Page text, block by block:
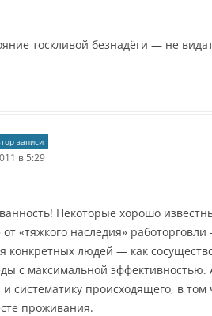
тоскливой безнадёги — не
записи
в 5:29
Некоторые хорошо
«тяжкого наследия»
конкретных людей — как
с максимальной эффективностью.
и систематику происходящего, в
проживания.